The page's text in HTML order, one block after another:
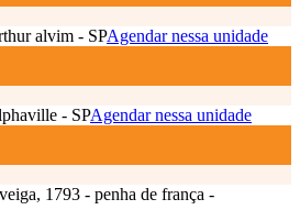
alvim - SPAgendar nessa unidade
- SPAgendar nessa unidade
1793 - penha de frança -